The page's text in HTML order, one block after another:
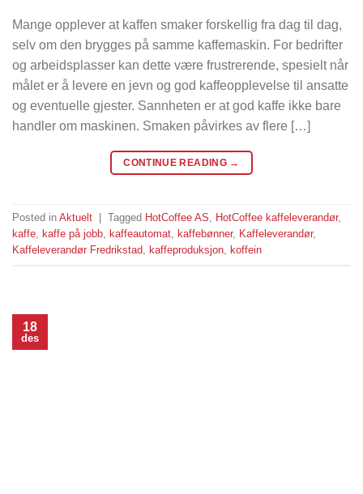
Mange opplever at kaffen smaker forskellig fra dag til dag,
selv om den brygges på samme kaffemaskin. For bedrifter
og arbeidsplasser kan dette være frustrerende, spesielt når
målet er å levere en jevn og god kaffeopplevelse til ansatte
og eventuelle gjester. Sannheten er at god kaffe ikke bare
handler om maskinen. Smaken påvirkes av flere […]
CONTINUE READING →
Posted in Aktuelt Tagged HotCoffee AS HotCoffee kaffeleverandør,
kaffe
kaffe på jobb kaffeautomat kaffebønner, Kaffeleverandør,
Kaffeleverandør Fredrikstad
kaffeproduksjon koffein
18
des